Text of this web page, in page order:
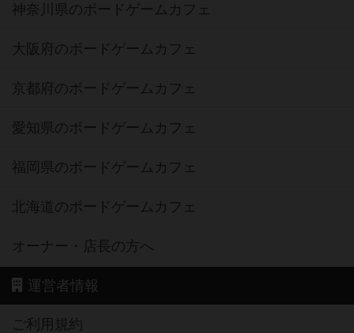
神奈川県のボードゲームカフェ
大阪府のボードゲームカフェ
京都府のボードゲームカフェ
愛知県のボードゲームカフェ
福岡県のボードゲームカフェ
北海道のボードゲームカフェ
オーナー・店長の方へ
運営者情報
ご利用規約